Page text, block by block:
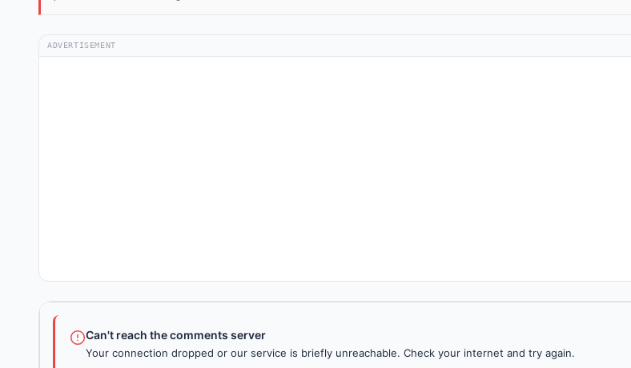
ADVERTISEMENT
Can't reach the comments server
Your connection dropped or our service is briefly unreachable. Check your internet and try again.